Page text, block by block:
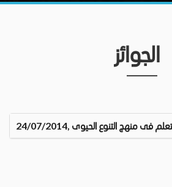
الجوائز
فى منهج التنوع الحيوى ,24/07/2014